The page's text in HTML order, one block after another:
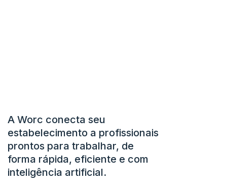
A Worc conecta seu
estabelecimento a profissionais
prontos para trabalhar, de
forma rápida, eficiente e com
inteligência artificial.